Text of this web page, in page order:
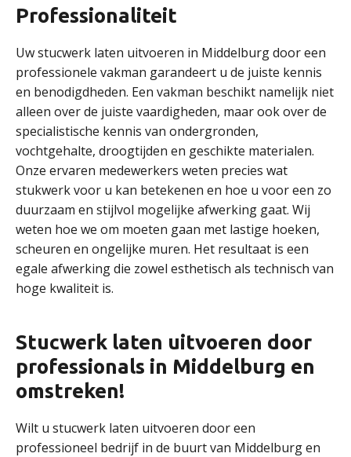
Professionaliteit
Uw stucwerk laten uitvoeren in Middelburg door een
professionele vakman garandeert u de juiste kennis
en benodigdheden. Een vakman beschikt namelijk niet
alleen over de juiste vaardigheden, maar ook over de
specialistische kennis van ondergronden,
vochtgehalte, droogtijden en geschikte materialen.
Onze ervaren medewerkers weten precies wat
stukwerk voor u kan betekenen en hoe u voor een zo
duurzaam en stijlvol mogelijke afwerking gaat. Wij
weten hoe we om moeten gaan met lastige hoeken,
scheuren en ongelijke muren. Het resultaat is een
egale afwerking die zowel esthetisch als technisch van
hoge kwaliteit is.
Stucwerk laten uitvoeren door
professionals in Middelburg en
omstreken!
Wilt u stucwerk laten uitvoeren door een
professioneel bedrijf in de buurt van Middelburg en